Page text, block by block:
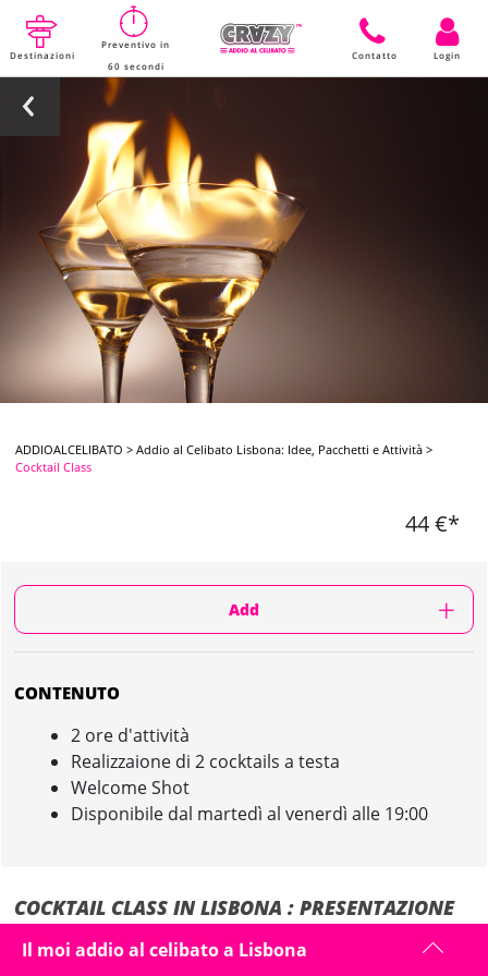
Destinazioni
Preventivo in
60 secondi
Contatto Login
ADDIOALCELIBATO >Addio al Celibato Lisbona: Idee, Pacchetti e Attività >
Cocktail Class
44 €*
Add
CONTENUTO
2 ore d'attività
Realizzaione di 2 cocktails a testa
Welcome Shot
Disponibile dal martedì al venerdì alle 19:00
COCKTAIL CLASS IN LISBONA : PRESENTAZIONE
Durante questa attività scoprirete, grazie al nostro barman
Il moi addio al celibato a Lisbona